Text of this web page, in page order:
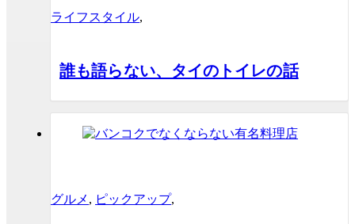
ライフスタイル,
誰も語らない、タイのトイレの話
グルメ , ピックアップ,